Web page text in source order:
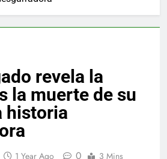
revela la
la muerte de su
historia
1 Year Ago 0 3 Mins